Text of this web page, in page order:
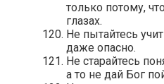
только потому,
глазах.
Не пытайтесь
даже опасно.
Не старайтесь
а то не дай Бог